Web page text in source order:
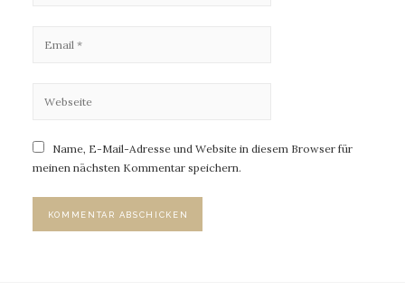
Name, E-Mail-Adresse und Website in diesem Browser für
meinen nächsten Kommentar speichern.